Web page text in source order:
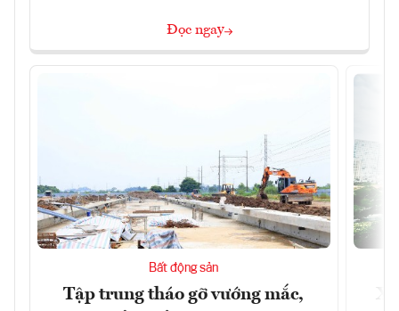
Đọc ngay
Bất động sản
Tập trung tháo gỡ vướng mắc,